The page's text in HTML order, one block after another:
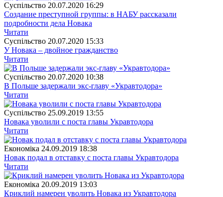
Суспiльство 20.07.2020 16:29
Создание преступной группы: в НАБУ рассказали
подробности дела Новака
Читати
Суспiльство 20.07.2020 15:33
У Новака – двойное гражданство
Читати
Суспiльство 20.07.2020 10:38
В Польше задержали экс-главу «Укравтодора»
Читати
Суспiльство 25.09.2019 13:55
Новака уволили с поста главы Укравтодора
Читати
Економіка 24.09.2019 18:38
Новак подал в отставку с поста главы Укравтодора
Читати
Економіка 20.09.2019 13:03
Криклий намерен уволить Новака из Укравтодора